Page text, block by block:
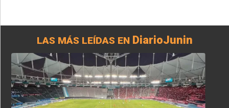
LAS MÁS LEÍDAS ENDiarioJunin